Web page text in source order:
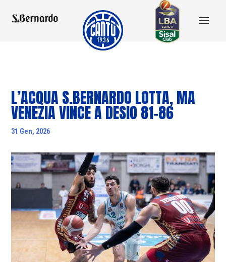
L’ACQUA S.BERNARDO LOTTA, MA
VENEZIA VINCE A DESIO 81-86
31 Gen, 2026